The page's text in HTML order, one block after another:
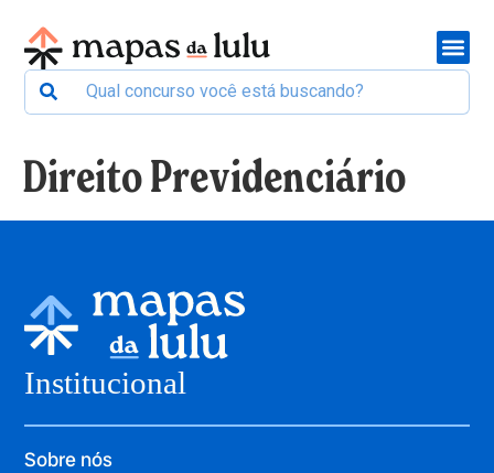
Direito Previdenciário
Institucional
Sobre nós